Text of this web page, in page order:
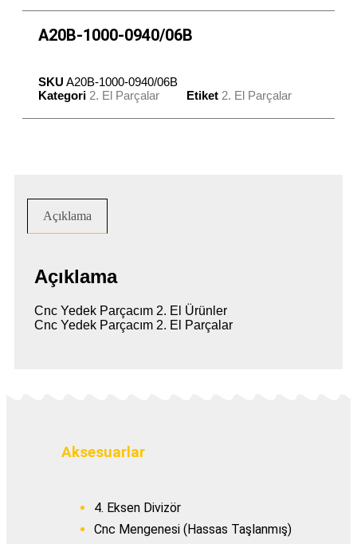
A20B-1000-0940/06B
SKU A20B-1000-0940/06B
Kategori 2. El Parçalar Etiket 2. El Parçalar
Açıklama
Açıklama
Cnc Yedek Parçacım 2. El Ürünler
Cnc Yedek Parçacım 2. El Parçalar
Aksesuarlar
4. Eksen Divizör
Cnc Mengenesi (Hassas Taşlanmış)